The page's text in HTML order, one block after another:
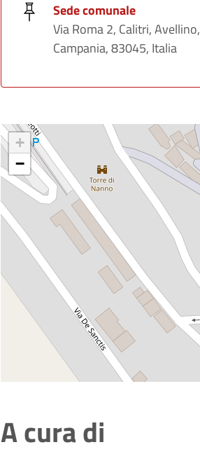
Sede comunale
Via Roma 2, Calitri, Avellino,
Campania, 83045, Italia
+
−
A cura di